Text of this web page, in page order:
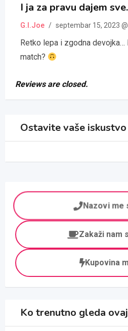
I ja za pravu dajem
G.I.Joe / septembar 15, 2023
Retko lepa i zgodna
match?
Reviews are closed.
Ostavite vaše iskustvo
Nazovi me
Zakaži nam
Kupovina
Ko trenutno gleda